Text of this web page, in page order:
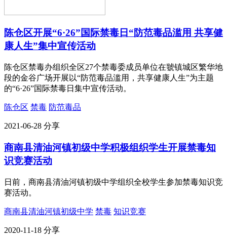
陈仓区开展“6·26”国际禁毒日“防范毒品滥用 共享健
康人生”集中宣传活动
陈仓区禁毒办组织全区27个禁毒委成员单位在虢镇城区繁华地
段的金谷广场开展以“防范毒品滥用，共享健康人生”为主题
的“6·26”国际禁毒日集中宣传活动。
陈仓区 禁毒 防范毒品
2021-06-28 分享
商南县清油河镇初级中学积极组织学生开展禁毒知
识竞赛活动
日前，商南县清油河镇初级中学组织全校学生参加禁毒知识竞
赛活动。
商南县清油河镇初级中学 禁毒 知识竞赛
2020-11-18 分享